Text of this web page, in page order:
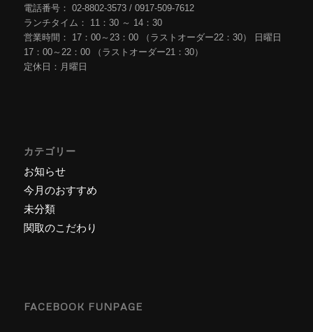
電話番号： 02-8802-3573 / 0917-509-7612
ランチタイム： 11：30 ～ 14：30
営業時間： 17：00～23：00 （ラストオーダー22：30） 日曜日
17：00～22：00 （ラストオーダー21：30）
定休日：月曜日
カテゴリー
お知らせ
今月のおすすめ
未分類
関取のこだわり
FACEBOOK FUNPAGE